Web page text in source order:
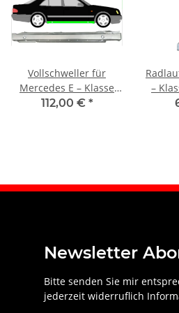
Vollschweller für
Mercedes E – Klasse
W210 1995 – 2003
112,00 € *
–
Newsletter
Bitte senden Sie mir
jederzeit widerruflich